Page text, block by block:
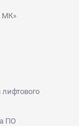
МК»
ПО